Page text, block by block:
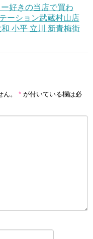
好きの当店で買わ
ーション武蔵村山店
小平 立川 新青梅街
。 * が付いている欄は必